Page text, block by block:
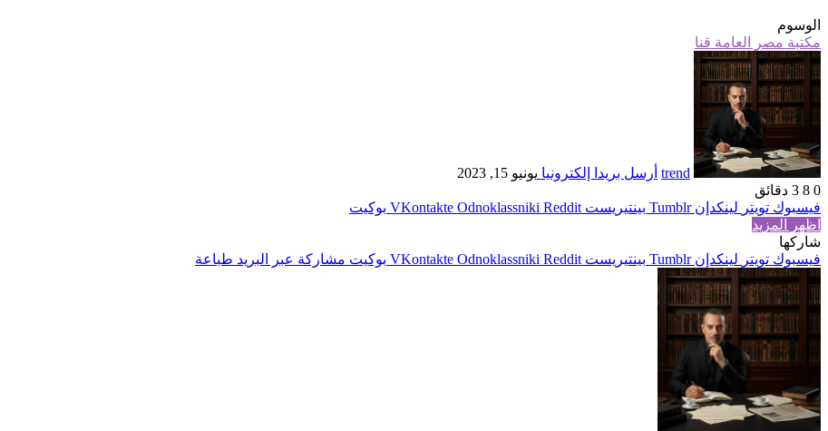
الوسوم
مكتبة مصر العامة قنا
trend أرسل بريدا إلكترونيا يونيو 15, 2023
0
3 دقائق
فيسبوك تويتر لينكدإن بينتيريست Odnoklassniki
بوكيت
اظهر المزيد
شاركها
فيسبوك تويتر لينكدإن بينتيريست Odnoklassniki بوكيت مشاركة عبر البريد طباعة